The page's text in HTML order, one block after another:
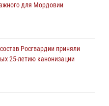
для Мордовии
Росгвардии приняли
25-летию канонизации